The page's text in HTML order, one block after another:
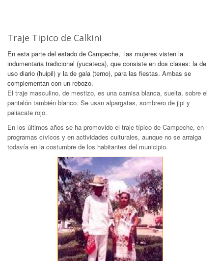
Traje Tipico de Calkini
En esta parte del estado de Campeche, las mujeres visten la
indumentaria tradicional (yucateca), que consiste en dos clases: la de
uso diario (huipil) y la de gala (terno), para las fiestas. Ambas se
complementan con un rebozo.
El traje masculino, de mestizo, es una camisa blanca, suelta, sobre el
pantalón también blanco. Se usan alpargatas, sombrero de jipi y
paliacate rojo.
En los últimos años se ha promovido el traje típico de Campeche, en
programas cívicos y en actividades culturales, aunque no se arraiga
todavía en la costumbre de los habitantes del municipio.